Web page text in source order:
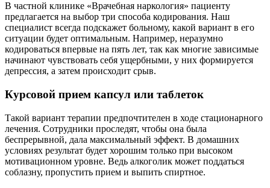
В частной клинике «Врачебная наркология» пациенту
предлагается на выбор три способа кодирования. Наш
специалист всегда подскажет больному, какой вариант в его
ситуации будет оптимальным. Например, неразумно
кодироваться впервые на пять лет, так как многие зависимые
начинают чувствовать себя ущербными, у них формируется
депрессия, а затем происходит срыв.
Курсовой прием капсул или таблеток
Такой вариант терапии предпочтителен в ходе стационарного
лечения. Сотрудники проследят, чтобы она была
беспрерывной, дала максимальный эффект. В домашних
условиях результат будет хорошим только при высоком
мотивационном уровне. Ведь алкоголик может поддаться
соблазну, пропустить прием и выпить спиртное.